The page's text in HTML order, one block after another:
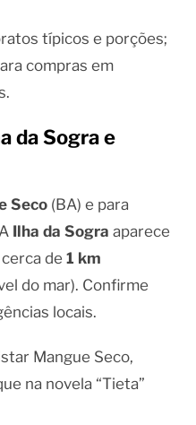
típicos e porções;
compras em
da Sogra e
Seco(BA) e para
Ilha da Sogra aparece
de 1 km
do mar). Confirme
locais.
Mangue Seco,
na novela “Tieta”